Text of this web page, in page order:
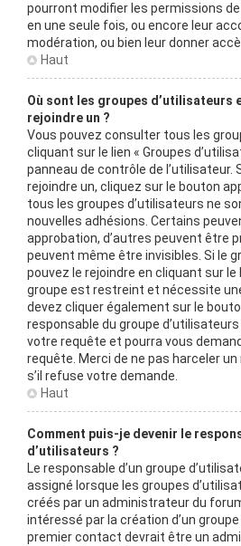
pourront modifier les permissions
en une seule fois, ou encore leur
modération, ou bien leur donner
Haut
Où sont les groupes d’utilisateurs
rejoindre un ?
Vous pouvez consulter tous les
cliquant sur le lien « Groupes
panneau de contrôle de l’utilisateur.
rejoindre un, cliquez sur le bouton
tous les groupes d’utilisateurs ne
nouvelles adhésions. Certains
approbation, d’autres peuvent être
peuvent même être invisibles. Si le
pouvez le rejoindre en cliquant sur le
groupe est restreint et nécessite
devez cliquer également sur le
responsable du groupe
votre requête et pourra vous
requête. Merci de ne pas harceler
s’il refuse votre demande.
Haut
Comment puis-je devenir le
d’utilisateurs ?
Le responsable d’un groupe
assigné lorsque les groupes
créés par un administrateur du
intéressé par la création d’un
premier contact devrait être un